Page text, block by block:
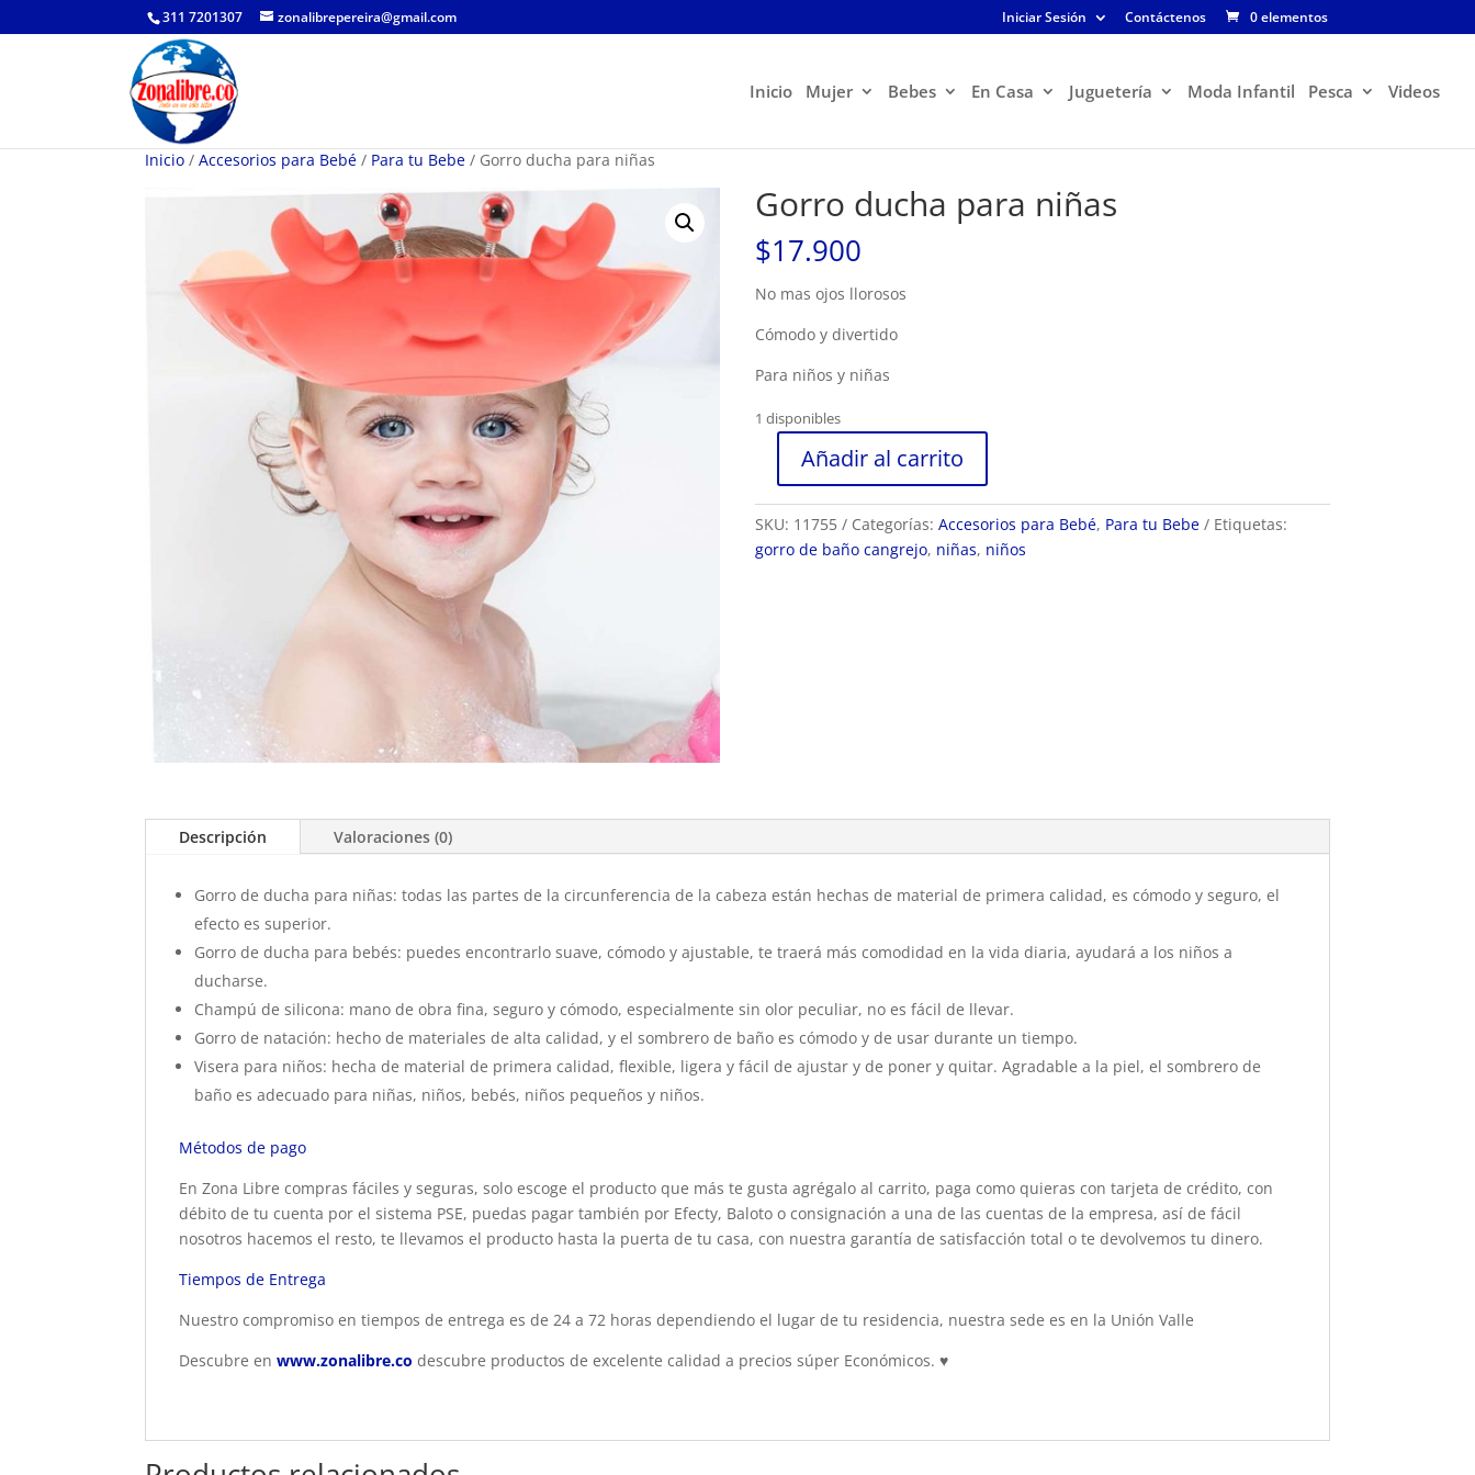
311 7201307 zonalibrepereira@gmail.com Iniciar Sesión Contáctenos 0 elementos
Inicio Mujer Bebes En Casa Juguetería Moda Infantil Pesca Videos
Inicio / Accesorios para Bebé / Para tu Bebe / Gorro ducha para niñas
Gorro ducha para niñas
$17.900
No mas ojos llorosos
Cómodo y divertido
Para niños y niñas
1 disponibles
para
niñas
Añadir al carrito
SKU: 11755 Categorías:Accesorios para Bebé, Para tu Bebe
Etiquetas:
gorro de baño cangrejo, niñas, niños
Descripción Valoraciones (0)
Gorro de ducha para niñas: todas las partes de la circunferencia de la cabeza están hechas de material de primera calidad, es cómodo y seguro, el
efecto es superior.
Gorro de ducha para bebés: puedes encontrarlo suave, cómodo y ajustable, te traerá más comodidad en la vida diaria, ayudará a los niños a
ducharse.
Champú de silicona: mano de obra fina, seguro y cómodo, especialmente sin olor peculiar, no es fácil de llevar.
Gorro de natación: hecho de materiales de alta calidad, y el sombrero de baño es cómodo y de usar durante un tiempo.
Visera para niños: hecha de material de primera calidad, flexible, ligera y fácil de ajustar y de poner y quitar. Agradable a la piel, el sombrero de
baño es adecuado para niñas, niños, bebés, niños pequeños y niños.
Métodos de pago
En Zona Libre compras fáciles y seguras, solo escoge el producto que más te gusta agrégalo al carrito, paga como quieras con tarjeta de crédito, con
débito de tu cuenta por el sistema PSE, puedas pagar también por Efecty, Baloto o consignación a una de las cuentas de la empresa, así de fácil
nosotros hacemos el resto, te llevamos el producto hasta la puerta de tu casa, con nuestra garantía de satisfacción total o te devolvemos tu dinero.
Tiempos de Entrega
Nuestro compromiso en tiempos de entrega es de 24 a 72 horas dependiendo el lugar de tu residencia, nuestra sede es en la Unión Valle
Descubre en www.zonalibre.co descubre productos de excelente calidad a precios súper Económicos. ♥